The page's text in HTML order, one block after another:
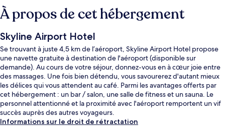
À propos de cet hébergement
Skyline Airport Hotel
Se trouvant à juste 4,5 km de l’aéroport, Skyline Airport Hotel propose
une navette gratuite à destination de l'aéroport (disponible sur
demande). Au cours de votre séjour, donnez-vous en à cœur joie entre
des massages. Une fois bien détendu, vous savourerez d'autant mieux
les délices qui vous attendent au café. Parmi les avantages offerts par
cet hébergement : un bar / salon, une salle de fitness et un sauna. Le
personnel attentionné et la proximité avec l'aéroport remportent un vif
succès auprès des autres voyageurs.
Informations sur le droit de rétractation